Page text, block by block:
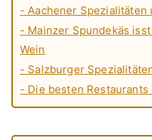
- Aachener Spezialitäten
- Mainzer Spundekäs
Wein
- Salzburger
- Die besten Restaurants